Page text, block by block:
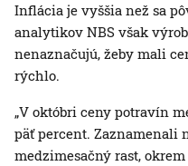
Inflácia je vyššia než sa
analytikov NBS však
nenaznačujú, žeby mali
rýchlo.
„V októbri ceny potravín
päť percent. Zaznamenali
medzimesačný rast,